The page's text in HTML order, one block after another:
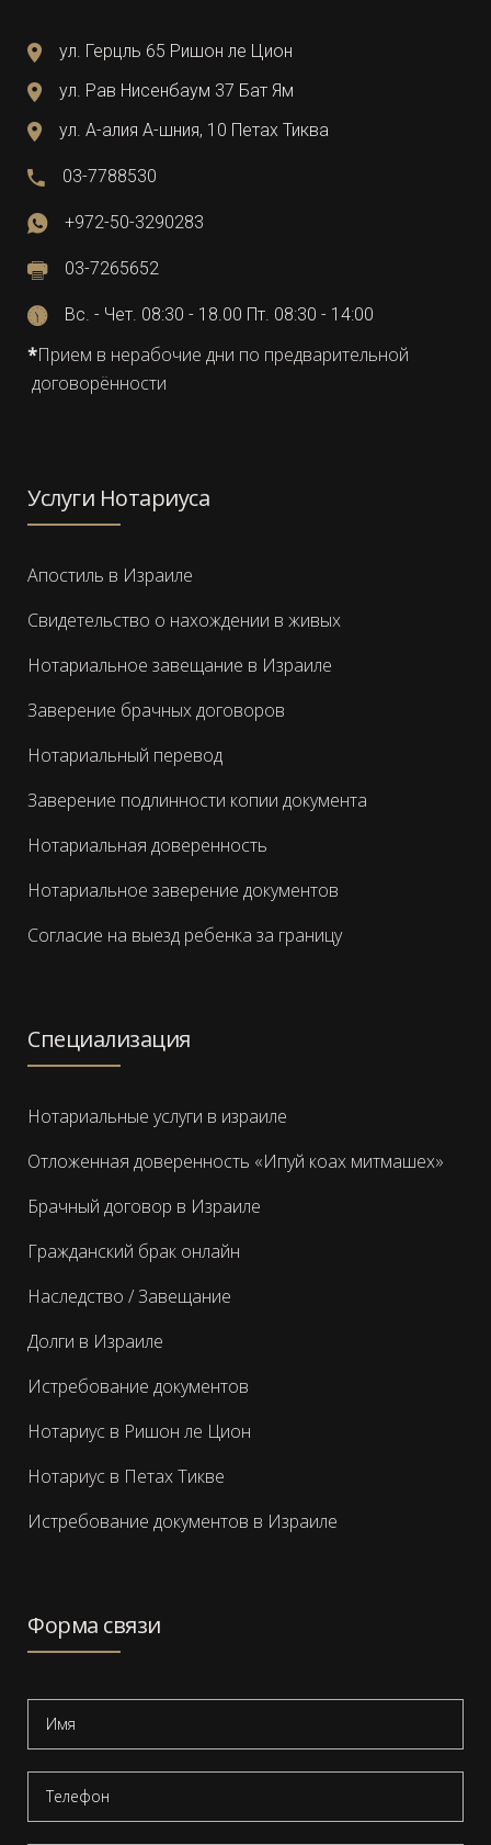
ул. Герцль 65 Ришон ле Цион
ул. Рав Нисенбаум 37 Бат Ям
ул. А-алия А-шния, 10 Петах Тиква
03-7788530
+972-50-3290283
03-7265652
Вс. - Чет. 08:30 - 18.00 Пт. 08:30 - 14:00
*Прием в нерабочие дни по предварительной
договорённости
Услуги Нотариуса
Апостиль в Израиле
Свидетельство о нахождении в живых
Нотариальное завещание в Израиле
Заверение брачных договоров
Нотариальный перевод
Заверение подлинности копии документа
Нотариальная доверенность
Нотариальное заверение документов
Согласие на выезд ребенка за границу
Специализация
Нотариальные услуги в израиле
Отложенная доверенность «Ипуй коах митмашех»
Брачный договор в Израиле
Гражданский брак онлайн
Наследство / Завещание
Долги в Израиле
Истребование документов
Нотариус в Ришон ле Цион
Нотариус в Петах Тикве
Истребование документов в Израиле
Форма связи